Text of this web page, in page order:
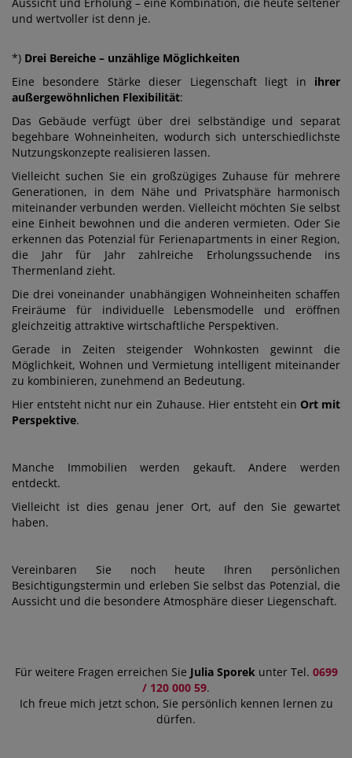
und wertvoller ist denn je.
*) Drei Bereiche – unzählige Möglichkeiten
Eine besondere Stärke dieser Liegenschaft liegt in ihrer
außergewöhnlichen Flexibilität:
Das Gebäude verfügt über drei selbständige und separat
begehbare Wohneinheiten, wodurch sich unterschiedlichste
Nutzungskonzepte realisieren lassen.
Vielleicht suchen Sie ein großzügiges Zuhause für mehrere
Generationen, in dem Nähe und Privatsphäre harmonisch
miteinander verbunden werden. Vielleicht möchten Sie selbst
eine Einheit bewohnen und die anderen vermieten. Oder Sie
erkennen das Potenzial für Ferienapartments in einer Region,
die Jahr für Jahr zahlreiche Erholungssuchende ins
Thermenland zieht.
Die drei voneinander unabhängigen Wohneinheiten schaffen
Freiräume für individuelle Lebensmodelle und eröffnen
gleichzeitig attraktive wirtschaftliche Perspektiven.
Gerade in Zeiten steigender Wohnkosten gewinnt die
Möglichkeit, Wohnen und Vermietung intelligent miteinander
zu kombinieren, zunehmend an Bedeutung.
Hier entsteht nicht nur ein Zuhause. Hier entsteht ein Ort mit
Perspektive.
Manche Immobilien werden gekauft. Andere werden
entdeckt.
Vielleicht ist dies genau jener Ort, auf den Sie gewartet
haben.
Vereinbaren Sie noch heute Ihren persönlichen
Besichtigungstermin und erleben Sie selbst das Potenzial, die
Aussicht und die besondere Atmosphäre dieser Liegenschaft.
Für weitere Fragen erreichen Sie Julia Sporekunter Tel. 0699
/ 120 000 59.
Ich freue mich jetzt schon, Sie persönlich kennen lernen zu
dürfen.